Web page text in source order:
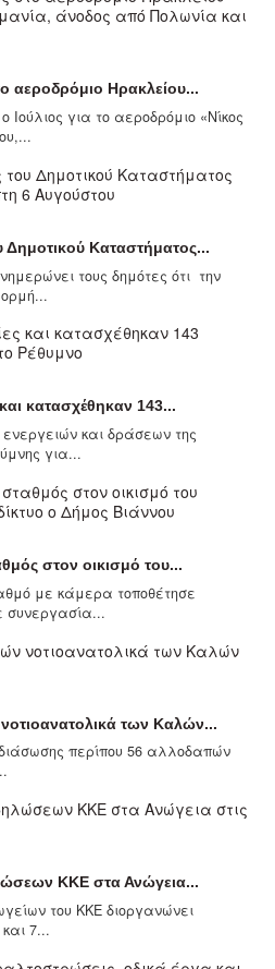
αεροδρόμιο Ηρακλείου...
Ιούλιος για το αεροδρόμιο «Νίκος
Δημοτικού Καταστήματος...
τους δημότες ότι την
κατασχέθηκαν 143...
και δράσεων της
για...
στον οικισμό του...
με κάμερα τοποθέτησε
συνεργασία...
των Καλών...
διάσωσης περίπου 56 αλλοδαπών
ΚΚΕ στα Ανώγεια...
του ΚΚΕ διοργανώνει
7...